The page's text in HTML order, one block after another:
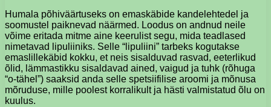
Humala põhiväärtuseks on emaskäbide kandelehtedel ja
soomustel paiknevad näärmed. Loodus on andnud neile
võime eritada mitme aine keerulist segu, mida teadlased
nimetavad lipuliiniks. Selle “lipuliini” tarbeks kogutakse
emaslillekäbid kokku, et neis sisalduvad rasvad, eeterlikud
õlid, lämmastikku sisaldavad ained, vaigud ja tuhk (rõhuga
“o-tähel”) saaksid anda selle spetsiifilise aroomi ja mõnusa
mõruduse, mille poolest korralikult ja hästi valmistatud õlu on
kuulus.